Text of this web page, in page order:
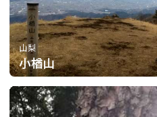
山梨
小楢山